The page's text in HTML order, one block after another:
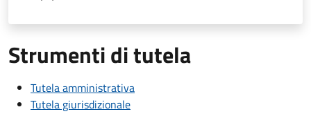
Strumenti di tutela
Tutela amministrativa
Tutela giurisdizionale